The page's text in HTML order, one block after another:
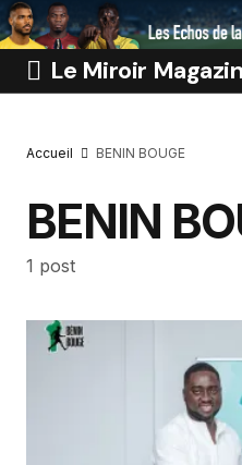
Le Miroir
Accueil BENIN BOUGE
BENIN
1 post